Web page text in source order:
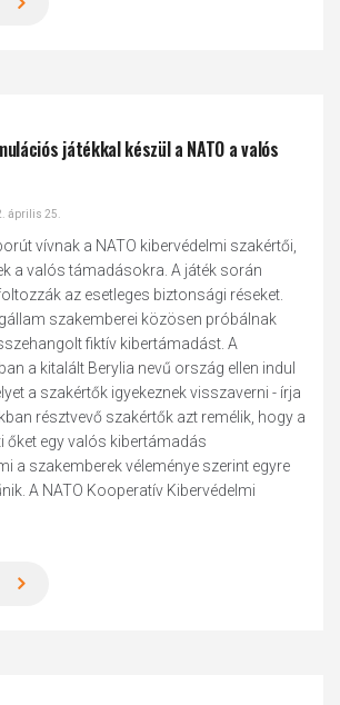
játékkal készül a NATO a valós
április 25.
vívnak a NATO kibervédelmi szakértői,
a valós támadásokra. A játék során
az esetleges biztonsági réseket.
szakemberei közösen próbálnak
fiktív kibertámadást. A
a kitalált Berylia nevű ország ellen indul
a szakértők igyekeznek visszaverni - írja
résztvevő szakértők azt remélik, hogy a
őket egy valós kibertámadás
a szakemberek véleménye szerint egyre
A NATO Kooperatív Kibervédelmi